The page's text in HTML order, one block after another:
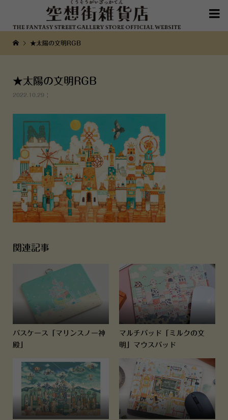

★太陽の文明RGB
★太陽の文明RGB
2022.10.29
関連記事
パスケース「マリンスノー神
殿」
マルチパッド「ミルクの文
明」マウスパッド